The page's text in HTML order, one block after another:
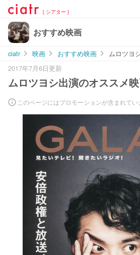
[ シアター ]
おすすめ映画
ciatr 映画 おすすめ映画
ムロツヨ
2017年7月6日更新
ムロツヨシ出演のオススメ
このページにはプロモーションが含まれてい